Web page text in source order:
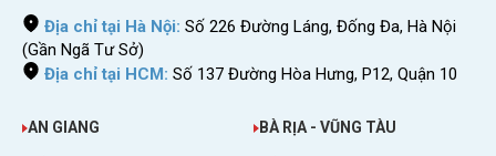
Địa chỉ tại Hà Nội: Số 226 Đường Láng, Đống Đa, Hà Nội
(Gần Ngã Tư Sở)
Địa chỉ tại HCM: Số 137 Đường Hòa Hưng, P12, Quận 10
AN GIANG BÀ RỊA - VŨNG TÀU